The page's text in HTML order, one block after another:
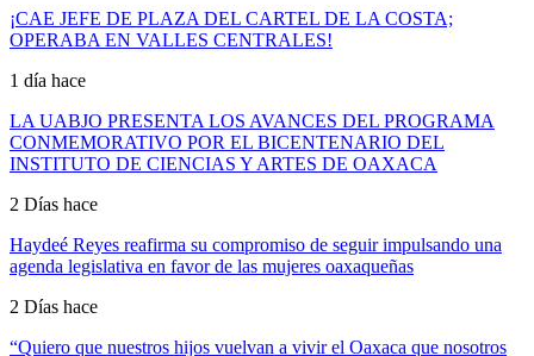
¡CAE JEFE DE PLAZA DEL CARTEL DE LA COSTA;
OPERABA EN VALLES CENTRALES!
1 día hace
LA UABJO PRESENTA LOS AVANCES DEL PROGRAMA
CONMEMORATIVO POR EL BICENTENARIO DEL
INSTITUTO DE CIENCIAS Y ARTES DE OAXACA
2 Días hace
Haydeé Reyes reafirma su compromiso de seguir impulsando una
agenda legislativa en favor de las mujeres oaxaqueñas
2 Días hace
“Quiero que nuestros hijos vuelvan a vivir el Oaxaca que nosotros